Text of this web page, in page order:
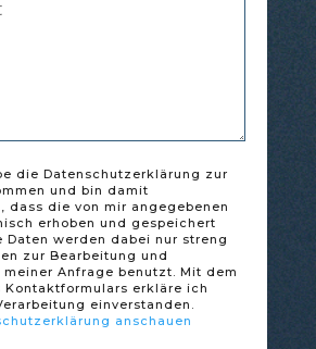
die Datenschutzerklärung zur
und bin damit
dass die von mir angegebenen
erhoben und gespeichert
Daten werden dabei nur streng
zur Bearbeitung und
Anfrage benutzt. Mit dem
Kontaktformulars erkläre ich
einverstanden.
anschauen